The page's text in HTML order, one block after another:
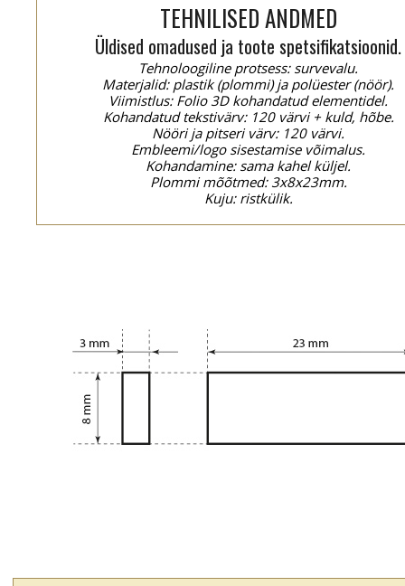
TEHNILISED ANDMED
Üldised omadused ja toote spetsifikatsioonid.
Tehnoloogiline protsess: survevalu.
Materjalid: plastik (plommi) ja polüester (nöör).
Viimistlus: Folio 3D kohandatud elementidel.
Kohandatud tekstivärv: 120 värvi + kuld, hõbe.
Nööri ja pitseri värv: 120 värvi.
Embleemi/logo sisestamise võimalus.
Kohandamine: sama kahel küljel.
Plommi mõõtmed: 3x8x23mm.
Kuju: ristkülik.